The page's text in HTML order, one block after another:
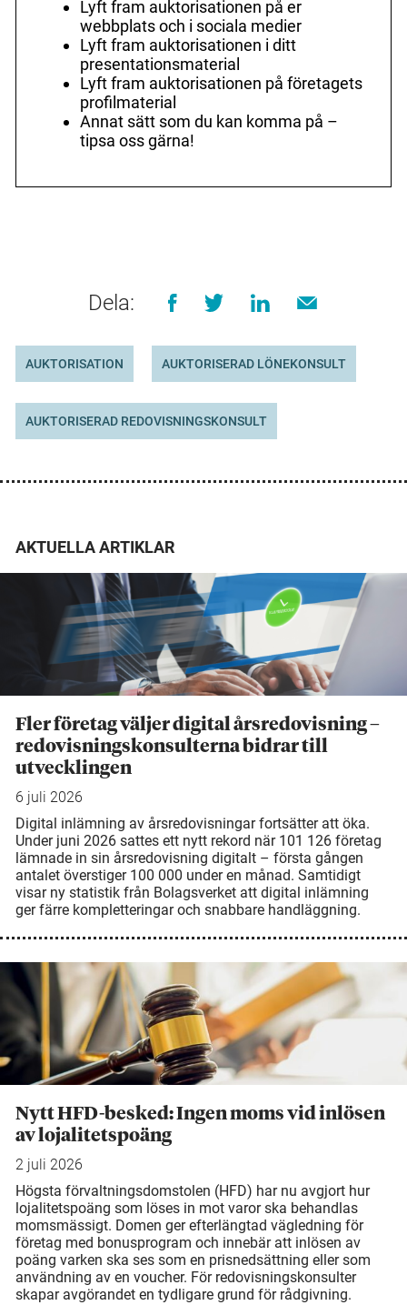
Lyft fram auktorisationen på er
webbplats och i sociala medier
Lyft fram auktorisationen i ditt
presentationsmaterial
Lyft fram auktorisationen på företagets
profilmaterial
Annat sätt som du kan komma på –
tipsa oss gärna!
Dela:
AUKTORISATION AUKTORISERAD LÖNEKONSULT
AUKTORISERAD REDOVISNINGSKONSULT
AKTUELLA ARTIKLAR
Fler företag väljer digital årsredovisning –
redovisningskonsulterna bidrar till
utvecklingen
6 juli 2026
Digital inlämning av årsredovisningar fortsätter att öka.
Under juni 2026 sattes ett nytt rekord när 101 126 företag
lämnade in sin årsredovisning digitalt – första gången
antalet överstiger 100 000 under en månad. Samtidigt
visar ny statistik från Bolagsverket att digital inlämning
ger färre kompletteringar och snabbare handläggning.
Nytt HFD-besked: Ingen moms vid inlösen
av lojalitetspoäng
2 juli 2026
Högsta förvaltningsdomstolen (HFD) har nu avgjort hur
lojalitetspoäng som löses in mot varor ska behandlas
momsmässigt. Domen ger efterlängtad vägledning för
företag med bonusprogram och innebär att inlösen av
poäng varken ska ses som en prisnedsättning eller som
användning av en voucher. För redovisningskonsulter
skapar avgörandet en tydligare grund för rådgivning.